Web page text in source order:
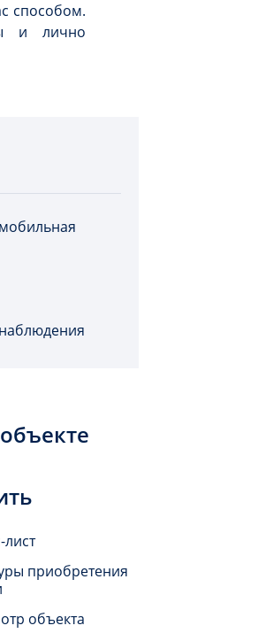
способом.
и лично
приобретения
объекта